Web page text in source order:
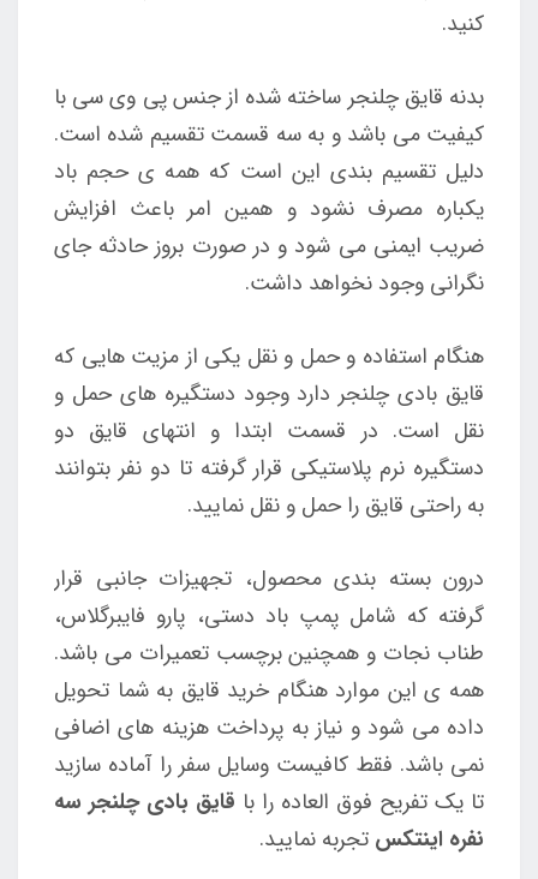
کنید.
بدنه قایق چلنجر ساخته شده از جنس پی وی سی با
کیفیت می باشد و به سه قسمت تقسیم شده است.
دلیل تقسیم بندی این است که همه ی حجم باد
یکباره مصرف نشود و همین امر باعث افزایش
ضریب ایمنی می شود و در صورت بروز حادثه جای
نگرانی وجود نخواهد داشت.
هنگام استفاده و حمل و نقل یکی از مزیت هایی که
قایق بادی چلنجر دارد وجود دستگیره های حمل و
نقل است. در قسمت ابتدا و انتهای قایق دو
دستگیره نرم پلاستیکی قرار گرفته تا دو نفر بتوانند
به راحتی قایق را حمل و نقل نمایید.
درون بسته بندی محصول، تجهیزات جانبی قرار
گرفته که شامل پمپ باد دستی، پارو فایبرگلاس،
طناب نجات و همچنین برچسب تعمیرات می باشد.
همه ی این موارد هنگام خرید قایق به شما تحویل
داده می شود و نیاز به پرداخت هزینه های اضافی
نمی باشد. فقط کافیست وسایل سفر را آماده سازید
تا یک تفریح فوق العاده را با قایق بادی چلنجر سه
نفره اینتکس تجربه نمایید.